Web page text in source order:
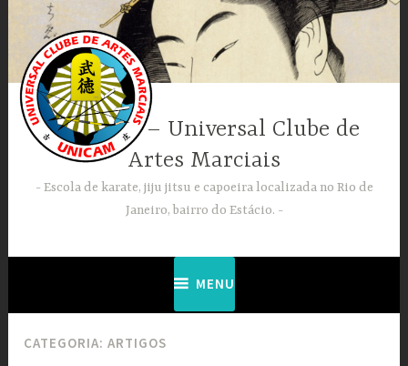
Ir
conteúdo
UNICAM – Universal Clube de
Artes Marciais
Escola de karate, jiju jitsu e capoeira localizada no Rio de
Janeiro, bairro do Estácio.
MENU
CATEGORIA:ARTIGOS